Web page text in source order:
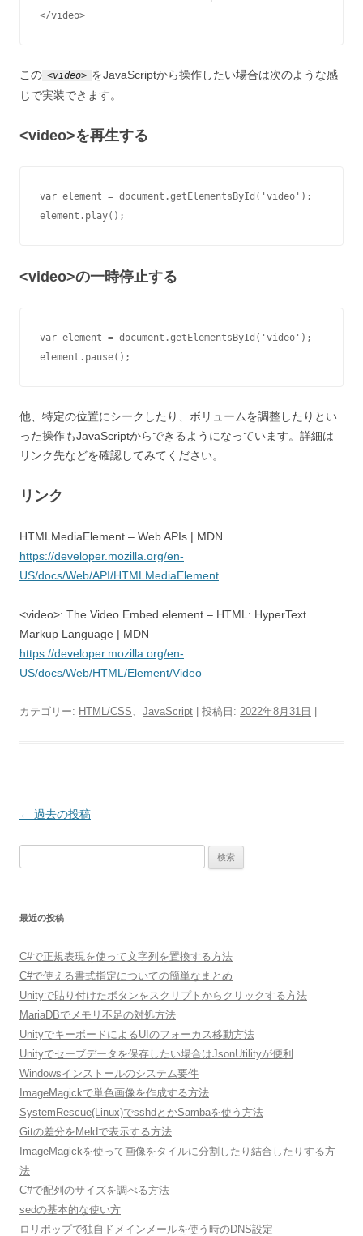
</video>
この <video> をJavaScriptから操作したい場合は次のような感
じで実装できます。
<video>を再生する
var element = document.getElementsById('video');
element.play();
<video>の一時停止する
var element = document.getElementsById('video');
element.pause();
他、特定の位置にシークしたり、ボリュームを調整したりとい
った操作もJavaScriptからできるようになっています。詳細は
リンク先などを確認してみてください。
リンク
HTMLMediaElement – Web APIs | MDN
https://developer.mozilla.org/en-
US/docs/Web/API/HTMLMediaElement
<video>: The Video Embed element – HTML: HyperText
Markup Language | MDN
https://developer.mozilla.org/en-
US/docs/Web/HTML/Element/Video
カテゴリー: HTML/CSS、 JavaScript | 投稿日: 2022年8月31日
投
シ
ョ
ン
← 過去の投稿
最近の投稿
C#で正規表現を使って文字列を置換する方法
C#で使える書式指定についての簡単なまとめ
Unityで貼り付けたボタンをスクリプトからクリックする方法
MariaDBでメモリ不足の対処方法
UnityでキーボードによるUIのフォーカス移動方法
Unityでセーブデータを保存したい場合はJsonUtilityが便利
Windowsインストールのシステム要件
ImageMagickで単色画像を作成する方法
SystemRescue(Linux)でsshdとかSambaを使う方法
Gitの差分をMeldで表示する方法
ImageMagickを使って画像をタイルに分割したり結合したりする方
法
C#で配列のサイズを調べる方法
sedの基本的な使い方
ロリポップで独自ドメインメールを使う時のDNS設定